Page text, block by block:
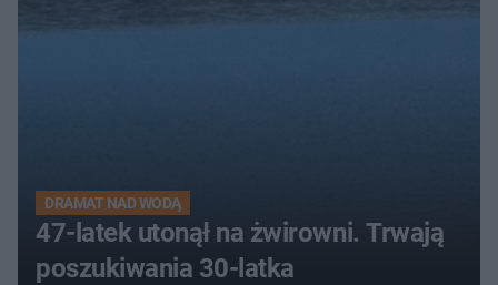
DRAMAT NAD WODĄ
47-latek utonął na żwirowni. Trwają
poszukiwania 30-latka